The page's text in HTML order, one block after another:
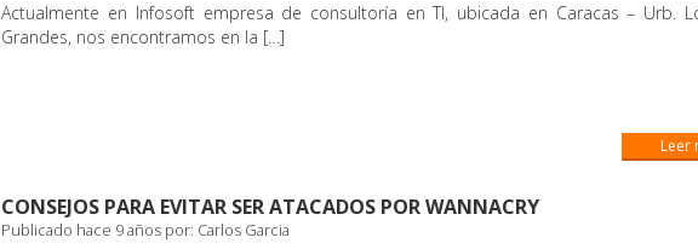
Actualmente en Infosoft empresa de consultoría en TI, ubicada en Caracas – Urb.
Grandes, nos encontramos en la […]
Leer
CONSEJOS PARA EVITAR SER ATACADOS POR WANNACRY
Publicado hace 9 años por: Carlos Garcia